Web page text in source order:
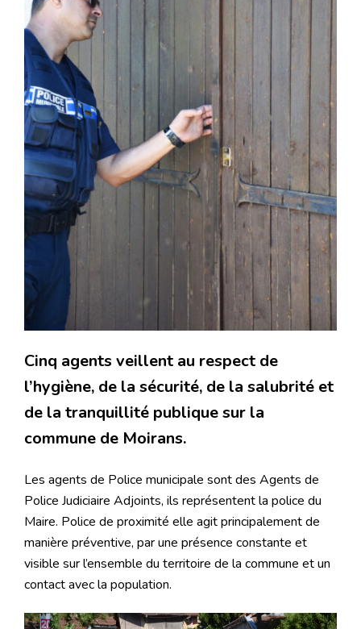
Cinq agents veillent au respect de
l’hygiène, de la sécurité, de la salubrité et
de la tranquillité publique sur la
commune de Moirans.
Les agents de Police municipale sont des Agents de
Police Judiciaire Adjoints, ils représentent la police du
Maire. Police de proximité elle agit principalement de
manière préventive, par une présence constante et
visible sur l’ensemble du territoire de la commune et un
contact avec la population.